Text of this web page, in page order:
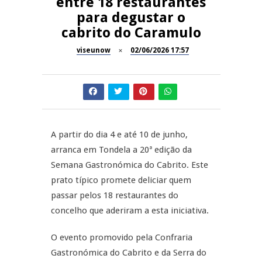
Dia do Foral em São João da
Pesqueira
Summer Fusion em
Festas do Concelho de Penalva
do Castelo
11º Encontro Gastronómico
Amador de Abrunhosa-a-Velha
Now Opinião – Manuela
Antunes: Problemas nos
Exames Nacionais
para degustar o
cabrito do Caramulo
viseunow 02/06/2026 17:57
A partir do dia 4 e até 10 de junho,
arranca em Tondela a 20ª edição da
Semana Gastronómica do Cabrito. Este
prato típico promete deliciar quem
passar pelos 18 restaurantes do
concelho que aderiram a esta iniciativa.
O evento promovido pela Confraria
Gastronómica do Cabrito e da Serra do